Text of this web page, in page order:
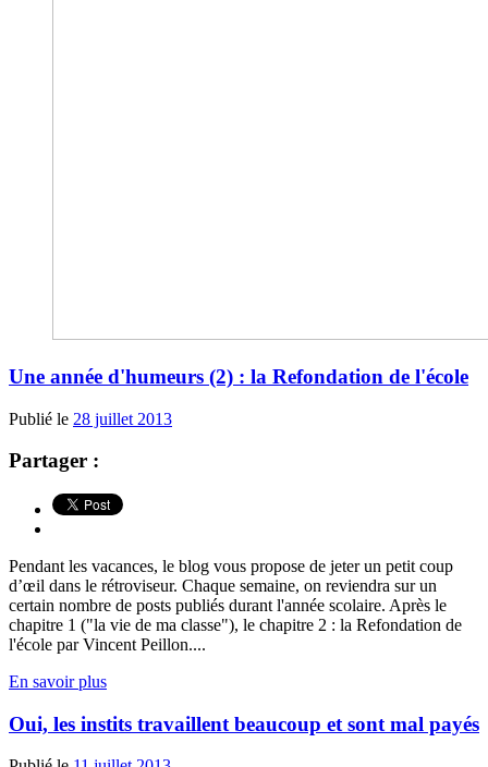
Une année d'humeurs (2) : la Refondation de l'école
Publié le 28 juillet 2013
Partager :
Pendant les vacances, le blog vous propose de jeter un petit coup
d’œil dans le rétroviseur. Chaque semaine, on reviendra sur un
certain nombre de posts publiés durant l'année scolaire. Après le
chapitre 1 ("la vie de ma classe"), le chapitre 2 : la Refondation de
l'école par Vincent Peillon....
En savoir plus
Oui, les instits travaillent beaucoup et sont mal payés